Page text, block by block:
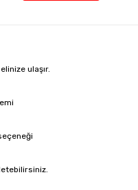
ulaşır.